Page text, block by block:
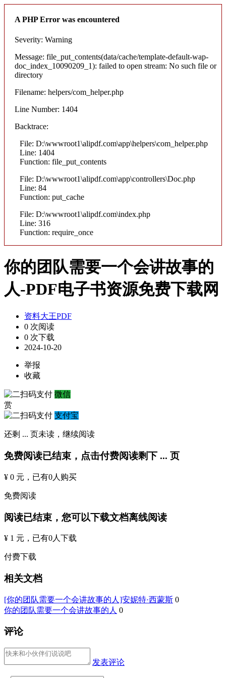
A PHP Error was encountered
Severity: Warning
Message: file_put_contents(data/cache/template-default-wap-
doc_index_10090209_1): failed to open stream: No such file or
directory
Filename: helpers/com_helper.php
Line Number: 1404
Backtrace:
File: D:\wwwroot1\alipdf.com\app\helpers\com_helper.php
Line: 1404
Function: file_put_contents
File: D:\wwwroot1\alipdf.com\app\controllers\Doc.php
Line: 84
Function: put_cache
File: D:\wwwroot1\alipdf.com\index.php
Line: 316
Function: require_once
你的团队需要一个会讲故事的
人-PDF电子书资源免费下载网
资料大王PDF
0 次阅读
0 次下载
2024-10-20
举报
收藏
微信
赏
支付宝
还剩 ... 页未读， 继续阅读
免费阅读已结束，点击付费阅读剩下 ... 页
¥ 0 元 ，已有0人购买
免费阅读
阅读已结束，您可以下载文档离线阅读
¥ 1 元 ，已有0人下载
付费下载
相关文档
[你的团队需要一个会讲故事的人]安妮特·西蒙斯 0
你的团队需要一个会讲故事的人 0
评论
发表评论